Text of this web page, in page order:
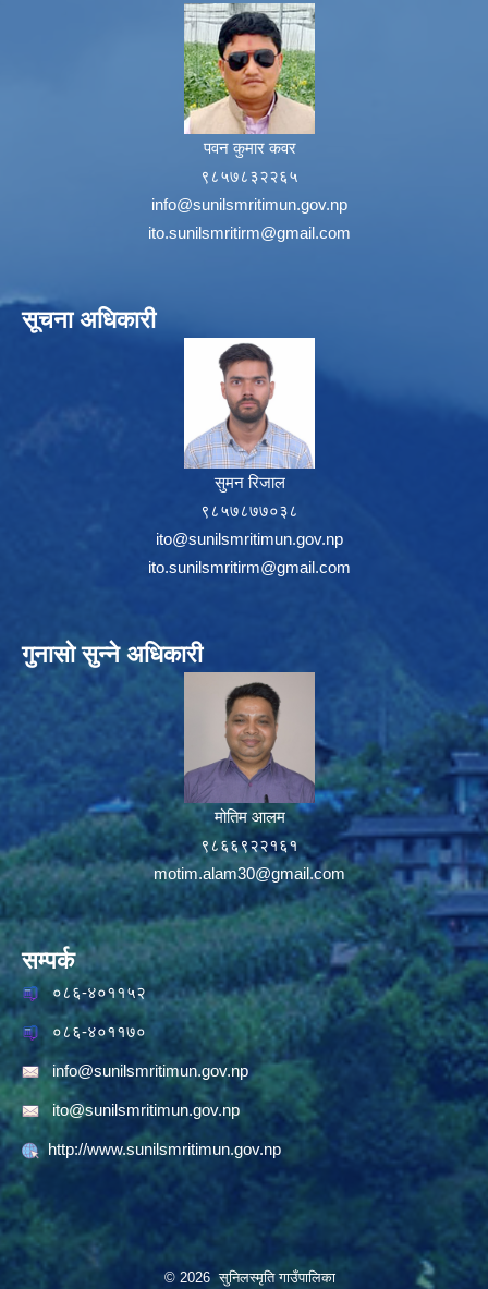
पवन कुमार कवर
९८५७८३२२६५
info@sunilsmritimun.gov.np
ito.sunilsmritirm@gmail.com
सूचना अधिकारी
सुमन रिजाल
९८५७८७७०३८
ito@sunilsmritimun.gov.np
ito.sunilsmritirm@gmail.com
गुनासो सुन्ने अधिकारी
मोतिम आलम
९८६६९२२१६१
motim.alam30@gmail.com
सम्पर्क
०८६-४०११५२
०८६-४०११७०
info@sunilsmritimun.gov.np
ito@sunilsmritimun.gov.np
http://www.sunilsmritimun.gov.np
© 2026 सुनिलस्मृति गाउँपालिका